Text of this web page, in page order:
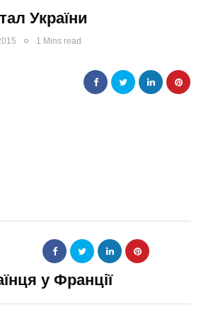
України
1 Mins read
у Франції